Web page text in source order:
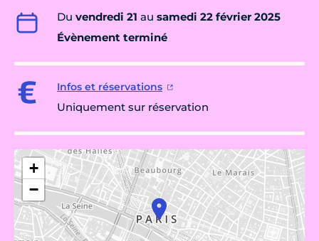
Du vendredi 21 au samedi 22 février 2025
Évènement terminé
Infos et réservations
Uniquement sur réservation
+
−